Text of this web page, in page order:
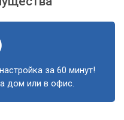
за 60 минут!
дом или в офис.